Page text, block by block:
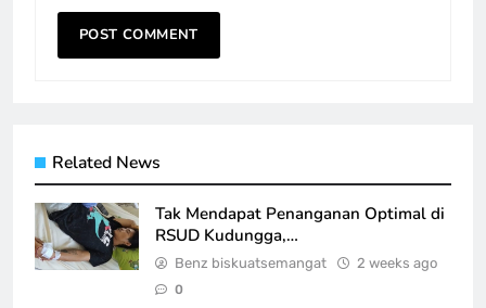
Related News
Tak Mendapat Penanganan Optimal di
RSUD Kudungga,…
Benz biskuatsemangat 2 weeks ago
0